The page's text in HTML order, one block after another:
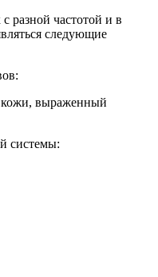
разной частотой и в
следующие
кожи, выраженный
системы: